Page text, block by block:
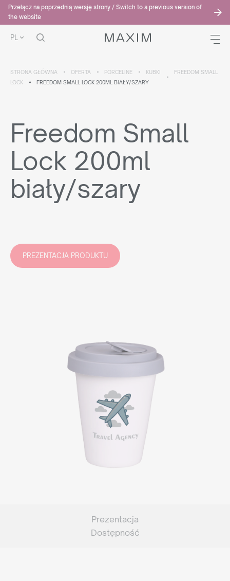
Przełącz na poprzednią wersję strony / Switch to a previous version of
the website
PL
STRONA GŁÓWNA OFERTA PORCELINE KUBKI
FREEDOM SMALL
LOCK
FREEDOM SMALL LOCK 200ML BIAŁY/SZARY
Freedom Small
Lock 200ml
biały/szary
PREZENTACJA PRODUKTU
Prezentacja
Dostępność